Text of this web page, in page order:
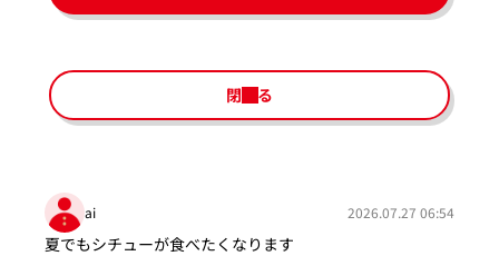
閉じる
ai 2026.07.27 06:54
夏でもシチューが食べたくなります